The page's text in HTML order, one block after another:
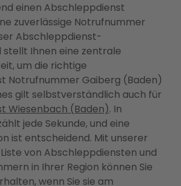
einen Abschleppdienst
zuverlässige Notrufnummer
Abschleppdienst-
Ihnen eine zentrale
um die richtige
Notrufnummer Gaiberg (Baden)
gilt selbstverständlich auch für
Wiesenbach (Baden). In
jede Sekunde, und eine
ist entscheidend. Mit unserer
von Abschleppdiensten und
in Ihrer Region können Sie
wenn Sie sie am